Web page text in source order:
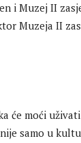
i Muzej II
Muzeja II
će moći
samo u